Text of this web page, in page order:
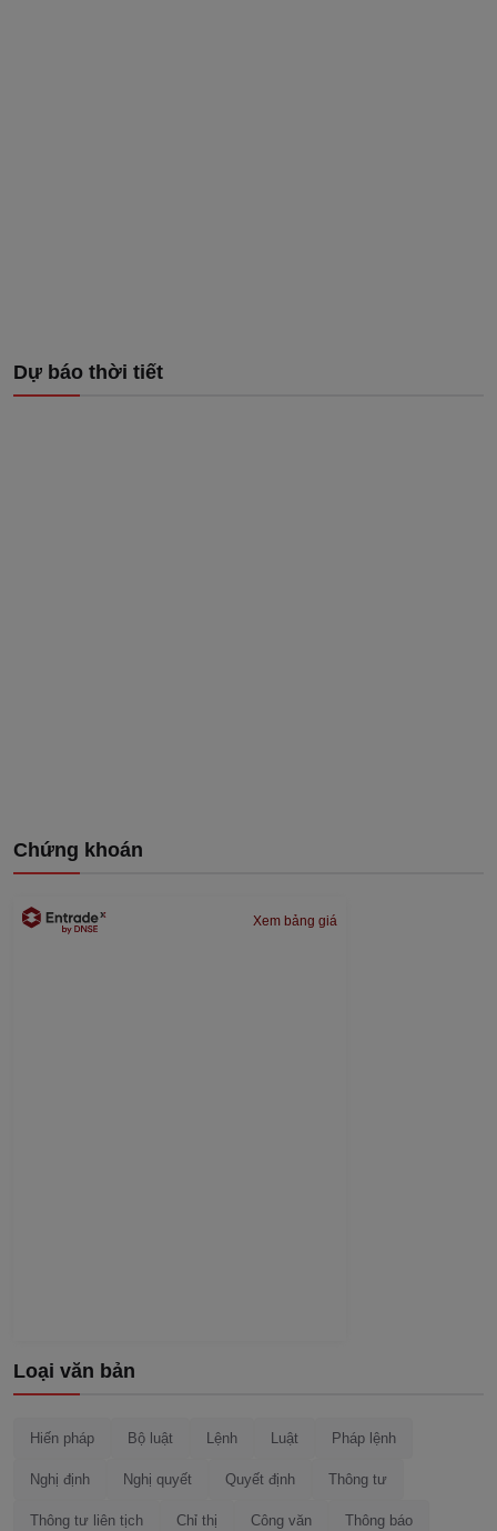
Dự báo thời tiết
Chứng khoán
Xem bảng giá
Loại văn bản
Hiến pháp Bộ luật Lệnh Luật Pháp lệnh
Nghị định Nghị quyết Quyết định Thông tư
Thông tư liên tịch Chỉ thị Công văn Thông báo